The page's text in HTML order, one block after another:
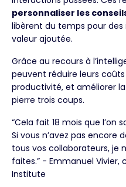
personnaliser les
libèrent du temps pour
valeur ajoutée.
Grâce au recours à
peuvent réduire leurs
productivité, et améliorer
pierre trois coups.
“Cela fait 18 mois que l’on
Si vous n’avez pas encore
tous vos collaborateurs, je
faites.” - Emmanuel Vivier,
Institute